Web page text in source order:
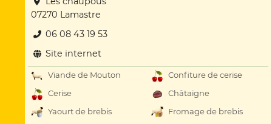
07270 Lamastre
06 08 43 19 53
Site internet
Viande de Mouton
Confiture de cerise
Cerise
Châtaigne
Yaourt de brebis
Fromage de brebis